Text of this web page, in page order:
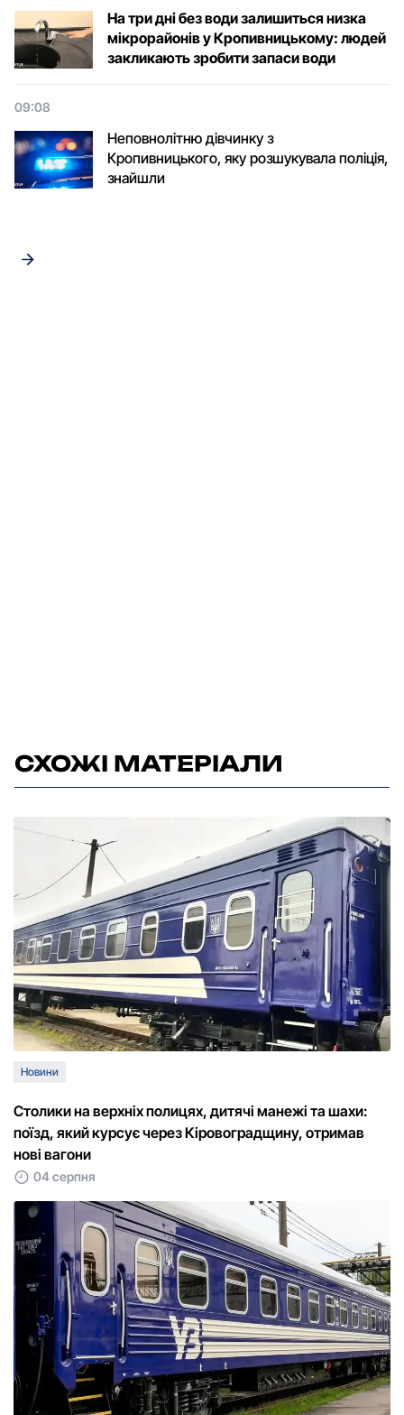
На три дні без води залишиться низка
мікрорайонів у Кропивницькому: людей
закликають зробити запаси води
09:08
Неповнолітню дівчинку з
Кропивницького, яку розшукувала поліція,
знайшли
СХОЖІ МАТЕРІАЛИ
Новини
Столики на верхніх полицях, дитячі манежі та шахи:
поїзд, який курсує через Кіровоградщину, отримав
нові вагони
04 серпня